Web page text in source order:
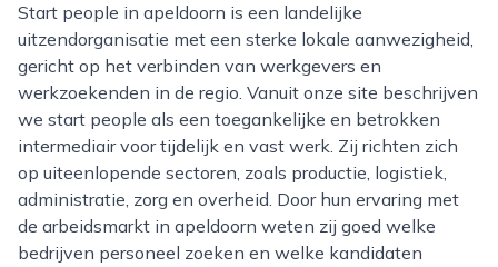
Start people in apeldoorn is een landelijke
uitzendorganisatie met een sterke lokale aanwezigheid,
gericht op het verbinden van werkgevers en
werkzoekenden in de regio. Vanuit onze site beschrijven
we start people als een toegankelijke en betrokken
intermediair voor tijdelijk en vast werk. Zij richten zich
op uiteenlopende sectoren, zoals productie, logistiek,
administratie, zorg en overheid. Door hun ervaring met
de arbeidsmarkt in apeldoorn weten zij goed welke
bedrijven personeel zoeken en welke kandidaten